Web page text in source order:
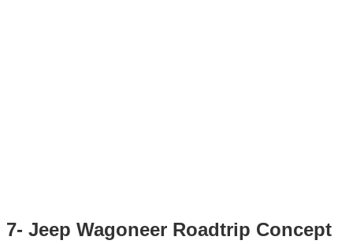
7- Jeep Wagoneer Roadtrip Concept